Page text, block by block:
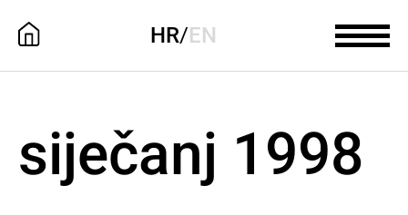
HR/EN
siječanj 1998